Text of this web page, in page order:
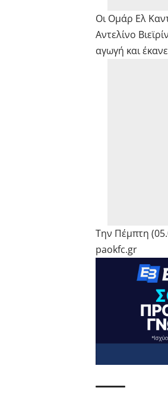
Οι Ομάρ Ελ
Αντελίνο
αγωγή και
Την Πέμπτη
paokfc.gr